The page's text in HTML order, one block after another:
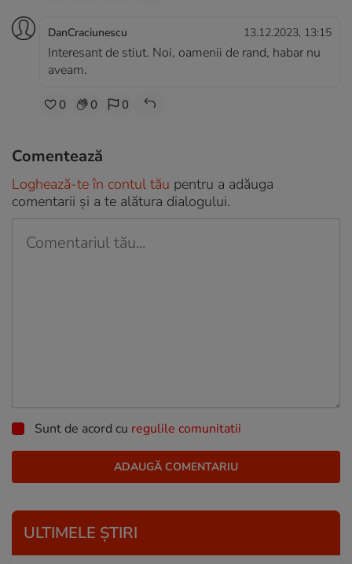
DanCraciunescu 13.12.2023, 13:15
Interesant de stiut. Noi, oamenii de rand, habar nu
aveam.
0 0 0
Comentează
Loghează-te în contul tău pentru a adăuga
comentarii și a te alătura dialogului.
Sunt de acord cu regulile comunitatii
ULTIMELE ȘTIRI